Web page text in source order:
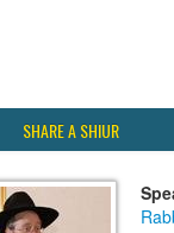
SHARE A SHIUR